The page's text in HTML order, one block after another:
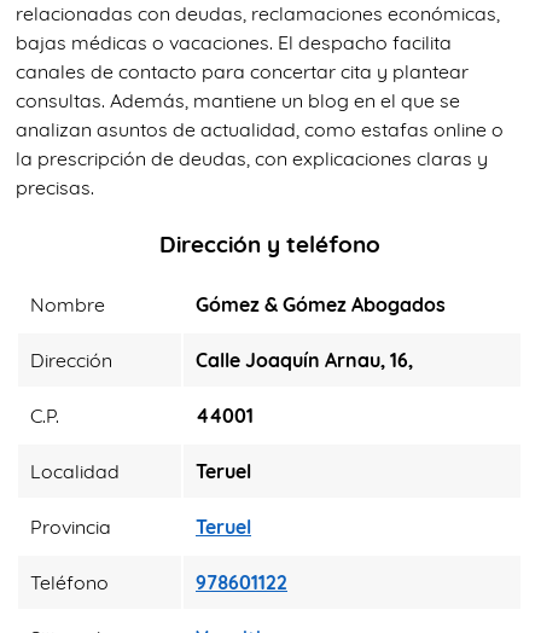
relacionadas con deudas, reclamaciones económicas,
bajas médicas o vacaciones. El despacho facilita
canales de contacto para concertar cita y plantear
consultas. Además, mantiene un blog en el que se
analizan asuntos de actualidad, como estafas online o
la prescripción de deudas, con explicaciones claras y
precisas.
Dirección y teléfono
Nombre Gómez & Gómez Abogados
Dirección Calle Joaquín Arnau, 16,
C.P. 44001
Localidad Teruel
Provincia Teruel
Teléfono 978601122